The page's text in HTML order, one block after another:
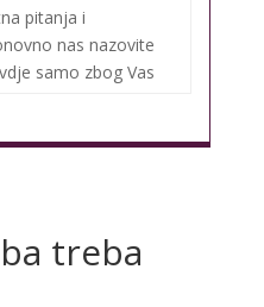
pitanja i
nas nazovite
samo zbog Vas
treba